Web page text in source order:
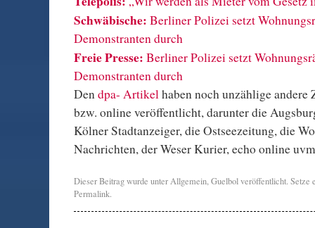
Schwäbische: Berliner Polizei setzt
Demonstranten durch
Freie Presse: Berliner Polizei setzt
Demonstranten durch
Dendpa- Artikelhaben noch unzählige andere
bzw. online veröffentlicht, darunter die
Kölner Stadtanzeiger, die Ostseezeitung, die
Nachrichten, der Weser Kurier, echo online
Dieser Beitrag wurde unterAllgemein,Guelbolveröffentlicht. Setze
Permalink.